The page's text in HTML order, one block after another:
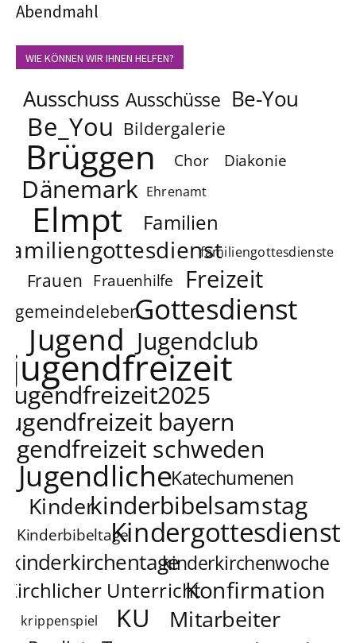
Abendmahl
WIE KÖNNEN WIR IHNEN HELFEN?
Ausschuss Ausschüsse Be-You
Be_You Bildergalerie
Brüggen Chor Diakonie
Dänemark Ehrenamt
Elmpt Familien
familiengottesdienstfamiliengottesdienste
Frauen Frauenhilfe Freizeit
gemeindelebenGottesdienst
Jugend Jugendclub
jugendfreizeit
jugendfreizeit2025
jugendfreizeit bayern
schweden
JugendlicheKatechumenen
Kinderkinderbibelsamstag
KinderbibeltageKindergottesdienst
kinderkirchentagekinderkirchenwoche
Kirchlicher UnterrichtKonfirmation
krippenspiel KU Mitarbeiter